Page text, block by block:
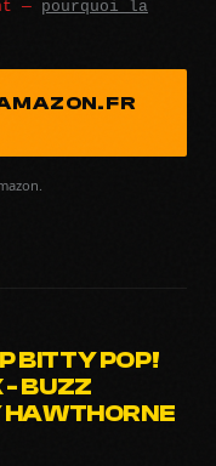
— pourquoi la
BITTY POP!
- BUZZ